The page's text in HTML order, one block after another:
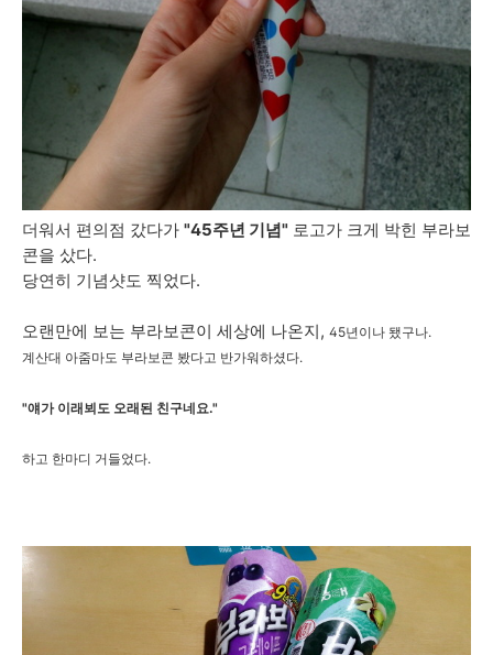
더워서 편의점 갔다가 "45주년 기념" 로고가 크게 박힌 부라보
콘을 샀다.
당연히 기념샷도 찍었다.
오랜만에 보는 부라보콘이 세상에 나온지, 45년이나 됐구나.
계산대 아줌마도 부라보콘 봤다고 반가워하셨다.
"얘가 이래뵈도 오래된 친구네요."
하고 한마디 거들었다.